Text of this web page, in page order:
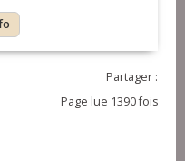
Partager :
Page lue 1390 fois